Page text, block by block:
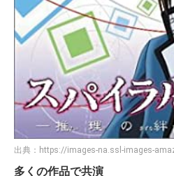
出典： https://images-na.ssl-images-
多くの作品で共演